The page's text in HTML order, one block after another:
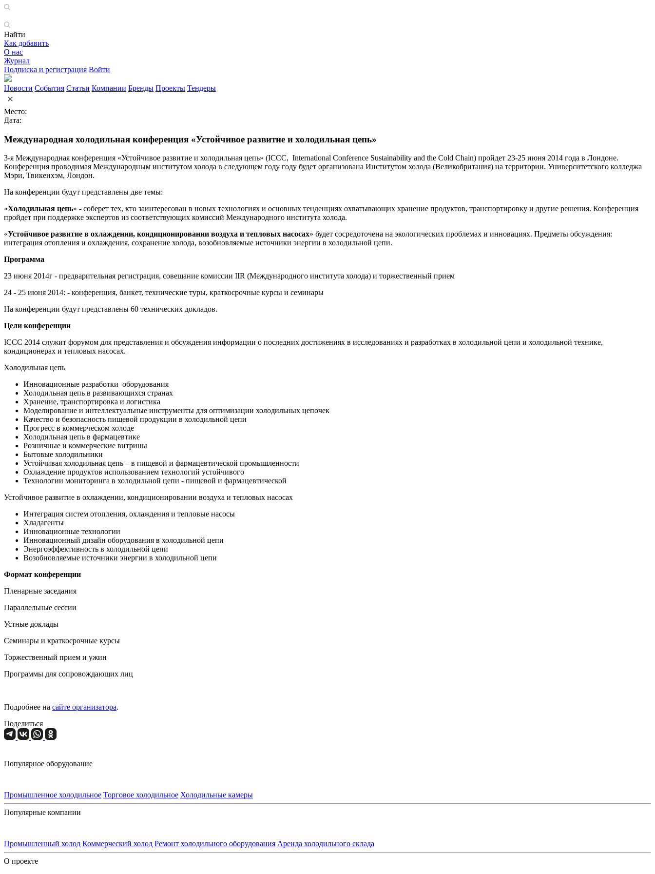
Найти
Как добавить
О нас
Журнал
Подписка и регистрация Войти
Новости События Статьи Компании Бренды Проекты Тендеры
Место:
Дата:
Международная холодильная конференция «Устойчивое развитие и холодильная цепь»
3-я Международная конференция «Устойчивое развитие и холодильная цепь» (ICCC, International Conference Sustainability and the Cold Chain) пройдет 23-25 июня 2014 года в Лондоне.
Конференция проводимая Международным институтом холода в следующем году году будет организована Институтом холода (Великобритания) на территории. Университетского колледжа
Мэри, Твикенхэм, Лондон.
На конференции будут представлены две темы:
«Холодильная цепь» - соберет тех, кто заинтересован в новых технологиях и основных тенденциях охватывающих хранение продуктов, транспортировку и другие решения. Конференция
пройдет при поддержке экспертов из соответствующих комиссий Международного института холода.
«Устойчивое развитие в охлаждении, кондиционировании воздуха и тепловых насосах» будет сосредоточена на экологических проблемах и инновациях. Предметы обсуждения:
интеграция отопления и охлаждения, сохранение холода, возобновляемые источники энергии в холодильной цепи.
Программа
23 июня 2014г - предварительная регистрация, совещание комиссии IIR (Международного института холода) и торжественный прием
24 - 25 июня 2014: - конференция, банкет, технические туры, краткосрочные курсы и семинары
На конференции будут представлены 60 технических докладов.
Цели конференции
ICCC 2014 служит форумом для представления и обсуждения информации о последних достижениях в исследованиях и разработках в холодильной цепи и холодильной технике,
кондиционерах и тепловых насосах.
Холодильная цепь
Инновационные разработки оборудования
Холодильная цепь в развивающихся странах
Хранение, транспортировка и логистика
Моделирование и интеллектуальные инструменты для оптимизации холодильных цепочек
Качество и безопасность пищевой продукции в холодильной цепи
Прогресс в коммерческом холоде
Холодильная цепь в фармацевтике
Розничные и коммерческие витрины
Бытовые холодильники
Устойчивая холодильная цепь – в пищевой и фармацевтической промышленности
Охлаждение продуктов использованием технологий устойчивого
Технологии мониторинга в холодильной цепи - пищевой и фармацевтической
Устойчивое развитие в охлаждении, кондиционировании воздуха и тепловых насосах
Интеграция систем отопления, охлаждения и тепловые насосы
Хладагенты
Инновационные технологии
Инновационный дизайн оборудования в холодильной цепи
Энергоэффективность в холодильной цепи
Возобновляемые источники энергии в холодильной цепи
Формат конференции
Пленарные заседания
Параллельные сессии
Устные доклады
Семинары и краткосрочные курсы
Торжественный прием и ужин
Программы для сопровождающих лиц
Подробнее на сайте организатора.
Поделиться
Популярное оборудование
Промышленное холодильное Торговое холодильное Холодильные камеры
Популярные компании
Промышленный холод Коммерческий холод Ремонт холодильного оборудования Аренда холодильного склада
О проекте